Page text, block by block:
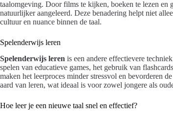
taalomgeving. Door films te kijken, boeken te lezen en
natuurlijker aangeleerd. Deze benadering helpt niet
cultuur en nuance binnen de taal.
Spelenderwijs leren
Spelenderwijs leren is een andere effectievere
spelen van educatieve games, het gebruik van
maken het leerproces minder stressvol en bevorderen
aard van leren, wat ideaal is voor zowel jongere als
Hoe leer je een nieuwe taal snel en effectief?